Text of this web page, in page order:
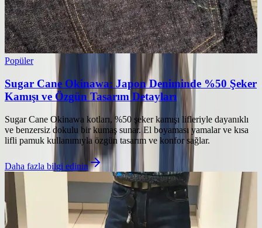
Popüler
Sugar Cane Okinawa: Japon Deniminde %50 Şeker
Kamışı ve Özgün Tasarım Detayları
Sugar Cane Okinawa kotları, %50 şeker kamışı lifleriyle dayanıklı
ve benzersiz dokulu bir kumaş sunar. El boyaması yamalar ve kısa
lifli pamuk kullanımıyla özgün tasarım ve konfor sağlar.
Daha fazla bilgi edinin